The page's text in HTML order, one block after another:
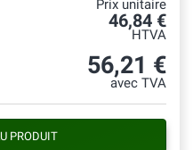
Prix unitaire
46,84 €
HTVA
56,21 €
avec TVA
PRODUIT